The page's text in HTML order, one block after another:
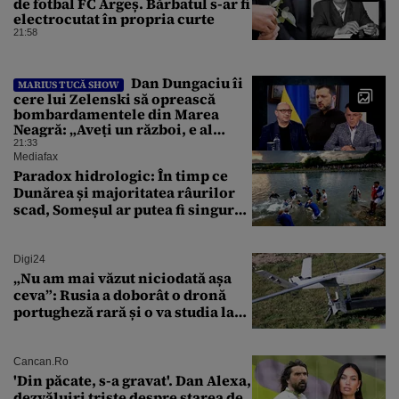
electrocutat în propria curte
21:58
MARIUS TUCĂ SHOW
Dan Dungaciu îi
cere lui Zelenski să oprească
bombardamentele din Marea
Neagră: „Aveți un război, e al
vostru, dar lăsați restul să
circule”
21:33
Mediafax
Paradox hidrologic: În timp ce
Dunărea și majoritatea râurilor
scad, Someșul ar putea fi singurul
Digi24
„Nu am mai văzut niciodată așa
ceva”: Rusia a doborât o dronă
portugheză rară și o va studia la
Cancan.ro
'Din păcate, s-a gravat'. Dan Alexa,